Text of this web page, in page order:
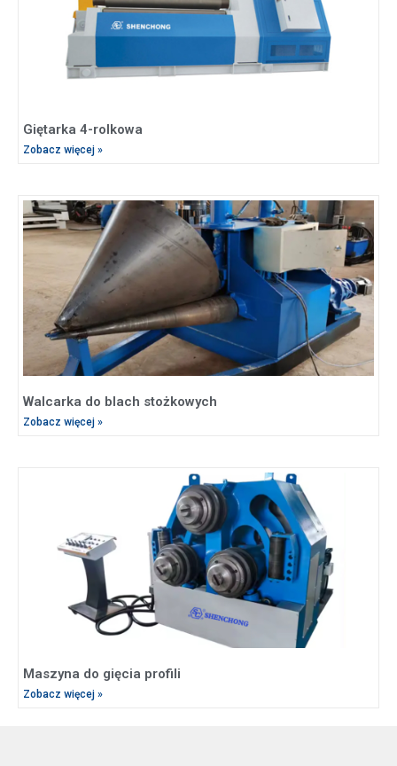
Giętarka 4-rolkowa
Zobacz więcej »
Walcarka do blach stożkowych
Zobacz więcej »
Maszyna do gięcia profili
Zobacz więcej »